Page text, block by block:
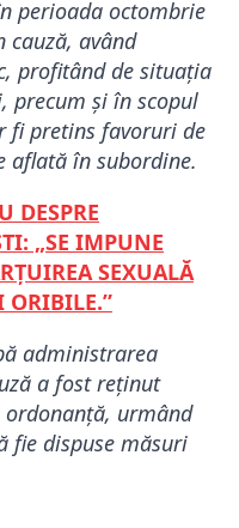
perioada octombrie
având
profitând de situația
precum și în scopul
fi pretins favoruri de
aflată în subordine.
DESPRE
„SE IMPUNE
SEXUALĂ
ORIBILE.”
administrarea
a fost reținut
ordonanță, urmând
fie dispuse măsuri